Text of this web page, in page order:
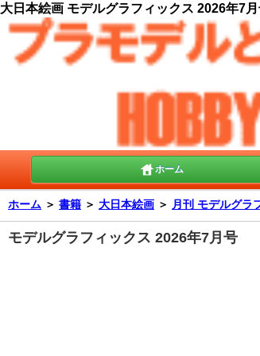
大日本絵画 モデルグラフィックス 2026年7
ホーム
ホーム ＞ 書籍 ＞ 大日本絵画 ＞ 月刊 モデルグラ
モデルグラフィックス 2026年7月号